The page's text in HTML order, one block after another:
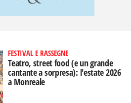
FESTIVAL E RASSEGNE
Teatro, street food (e un grande
cantante a sorpresa): l'estate 2026
a Monreale